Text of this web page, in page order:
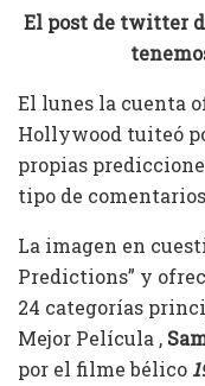
El post de twitter
El lunes la cuenta
Hollywood tuiteó
propias
tipo de
La imagen en
Predictions” y
24 categorías
Mejor Película ,
por el filme bélico